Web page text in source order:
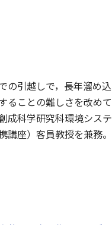
の引越しで，長年溜め込
ることの難しさを改めて
成科学研究科環境システ
座）客員教授を兼務。